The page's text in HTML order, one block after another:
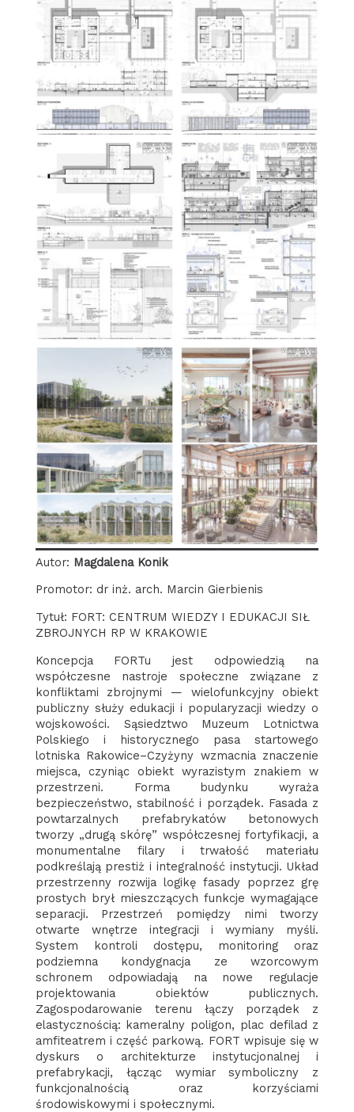
Autor: Magdalena Konik
Promotor: dr inż. arch. Marcin Gierbienis
Tytuł: FORT: CENTRUM WIEDZY I EDUKACJI SIŁ
ZBROJNYCH RP W KRAKOWIE
Koncepcja FORTu jest odpowiedzią na
współczesne nastroje społeczne związane z
konfliktami zbrojnymi — wielofunkcyjny obiekt
publiczny służy edukacji i popularyzacji wiedzy o
wojskowości. Sąsiedztwo Muzeum Lotnictwa
Polskiego i historycznego pasa startowego
lotniska Rakowice–Czyżyny wzmacnia znaczenie
miejsca, czyniąc obiekt wyrazistym znakiem w
przestrzeni. Forma budynku wyraża
bezpieczeństwo, stabilność i porządek. Fasada z
powtarzalnych prefabrykatów betonowych
tworzy „drugą skórę” współczesnej fortyfikacji, a
monumentalne filary i trwałość materiału
podkreślają prestiż i integralność instytucji. Układ
przestrzenny rozwija logikę fasady poprzez grę
prostych brył mieszczących funkcje wymagające
separacji. Przestrzeń pomiędzy nimi tworzy
otwarte wnętrze integracji i wymiany myśli.
System kontroli dostępu, monitoring oraz
podziemna kondygnacja ze wzorcowym
schronem odpowiadają na nowe regulacje
projektowania obiektów publicznych.
Zagospodarowanie terenu łączy porządek z
elastycznością: kameralny poligon, plac defilad z
amfiteatrem i część parkową. FORT wpisuje się w
dyskurs o architekturze instytucjonalnej i
prefabrykacji, łącząc wymiar symboliczny z
funkcjonalnością oraz korzyściami
środowiskowymi i społecznymi.